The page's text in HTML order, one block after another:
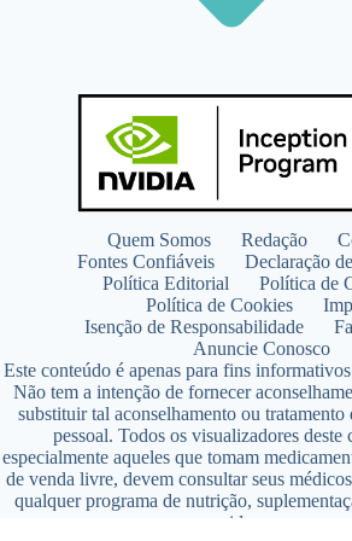
Quem Somos Redação
Fontes Confiáveis
Declaração
Política Editorial
Política de
Política de Cookies
Isenção de Responsabilidade
Anuncie Conosco
Este conteúdo é apenas para fins
Não tem a intenção de fornecer
substituir tal aconselhamento ou tratamento
pessoal. Todos os visualizadores deste
especialmente aqueles que tomam
de venda livre, devem consultar seus
qualquer programa de nutrição,
vida.